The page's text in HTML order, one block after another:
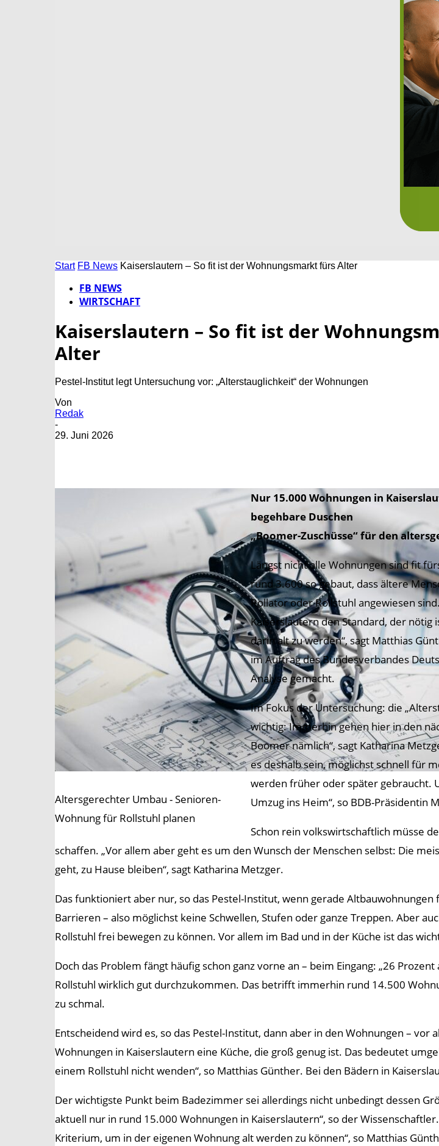
Start FB News Kaiserslautern – So fit ist der Wohnungsmarkt fürs Alter
FB NEWS
WIRTSCHAFT
Kaiserslautern – So fit ist der
Alter
Pestel-Institut legt Untersuchung vor: „Alterstauglichkeit“ der Wohnungen
Von
Redak
-
29. Juni 2026
Altersgerechter Umbau - Senioren-
Wohnung für Rollstuhl planen
Nur 15.000 Wohnungen in
begehbare Duschen
„Boomer-Zuschüsse“ für den
Längst nicht alle Wohnungen sind fit
rund 3.600 so gebaut, dass ältere
Rollator oder Rollstuhl angewiesen
Kaiserslautern den Standard, der nötig
darin alt zu werden“, sagt Matthias
im Auftrag des Bundesverbandes
Analyse gemacht.
Im Fokus der Untersuchung: die
wichtig: Immerhin gehen hier in den
Boomer nämlich“, sagt Katharina
es deshalb sein, möglichst schnell für
werden früher oder später gebraucht.
Umzug ins Heim“, so BDB-Präsidentin
Schon rein volkswirtschaftlich müsse
schaffen. „Vor allem aber geht es um den Wunsch der Menschen selbst: Die
geht, zu Hause bleiben“, sagt Katharina Metzger.
Das funktioniert aber nur, so das Pestel-Institut, wenn gerade
Barrieren – also möglichst keine Schwellen, Stufen oder ganze Treppen. Aber
Rollstuhl frei bewegen zu können. Vor allem im Bad und in der Küche ist das
Doch das Problem fängt häufig schon ganz vorne an – beim Eingang: „26
Rollstuhl wirklich gut durchzukommen. Das betrifft immerhin rund 14.500
zu schmal.
Entscheidend wird es, so das Pestel-Institut, dann aber in den Wohnungen –
Wohnungen in Kaiserslautern eine Küche, die groß genug ist. Das bedeutet
einem Rollstuhl nicht wenden“, so Matthias Günther. Bei den Bädern in
Der wichtigste Punkt beim Badezimmer sei allerdings nicht unbedingt dessen
aktuell nur in rund 15.000 Wohnungen in Kaiserslautern“, so der
Kriterium, um in der eigenen Wohnung alt werden zu können“, so Matthias